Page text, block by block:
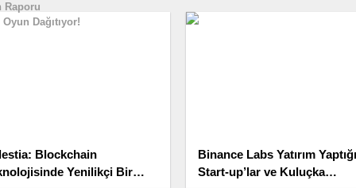
Raporu
Dağıtıyor!
Blockchain
Yenilikçi Bir
Binance Labs Yatırım Yaptığı
Start-up’lar ve Kuluçka